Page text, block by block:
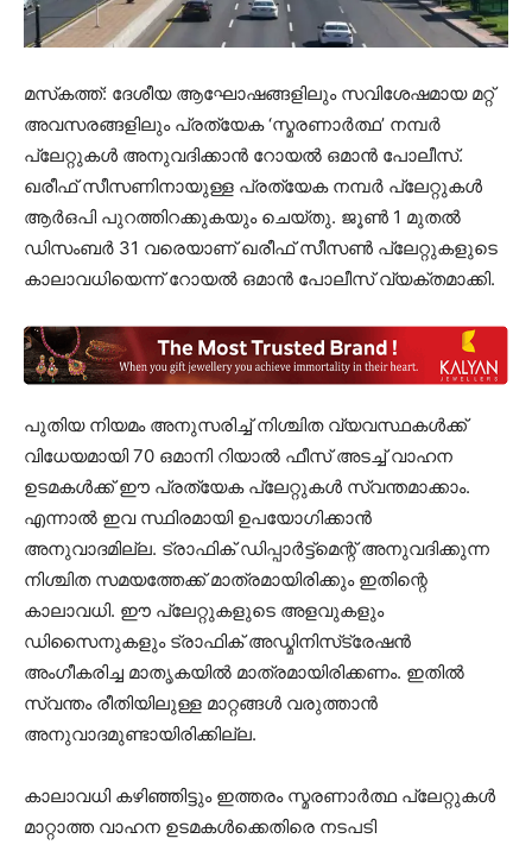
മസ്‌കത്ത്: ദേശീയ ആഘോഷങ്ങളിലും സവിശേഷമായ മറ്റ്
അവസരങ്ങളിലും പ്രത്യേക ‘സ്മരണാർത്ഥ’ നമ്പർ
പ്ലേറ്റുകൾ അനുവദിക്കാൻ റോയൽ ഒമാൻ പോലീസ്.
ഖരീഫ് സീസണിനായുള്ള പ്രത്യേക നമ്പർ പ്ലേറ്റുകൾ
ആർഒപി പുറത്തിറക്കുകയും ചെയ്തു. ജൂൺ 1 മുതൽ
ഡിസംബർ 31 വരെയാണ് ഖരീഫ് സീസൺ പ്ലേറ്റുകളുടെ
കാലാവധിയെന്ന് റോയൽ ഒമാൻ പോലീസ് വ്യക്തമാക്കി.
പുതിയ നിയമം അനുസരിച്ച് നിശ്ചിത വ്യവസ്ഥകൾക്ക്
വിധേയമായി 70 ഒമാനി റിയാൽ ഫീസ് അടച്ച് വാഹന
ഉടമകൾക്ക് ഈ പ്രത്യേക പ്ലേറ്റുകൾ സ്വന്തമാക്കാം.
എന്നാൽ ഇവ സ്ഥിരമായി ഉപയോഗിക്കാൻ
അനുവാദമില്ല. ട്രാഫിക് ഡിപ്പാർട്ട്‌മെന്റ് അനുവദിക്കുന്ന
നിശ്ചിത സമയത്തേക്ക് മാത്രമായിരിക്കും ഇതിന്റെ
കാലാവധി. ഈ പ്ലേറ്റുകളുടെ അളവുകളും
ഡിസൈനുകളും ട്രാഫിക് അഡ്മിനിസ്‌ട്രേഷൻ
അംഗീകരിച്ച മാതൃകയിൽ മാത്രമായിരിക്കണം. ഇതിൽ
സ്വന്തം രീതിയിലുള്ള മാറ്റങ്ങൾ വരുത്താൻ
അനുവാദമുണ്ടായിരിക്കില്ല.
കാലാവധി കഴിഞ്ഞിട്ടും ഇത്തരം സ്മരണാർത്ഥ പ്ലേറ്റുകൾ
മാറ്റാത്ത വാഹന ഉടമകൾക്കെതിരെ നടപടി